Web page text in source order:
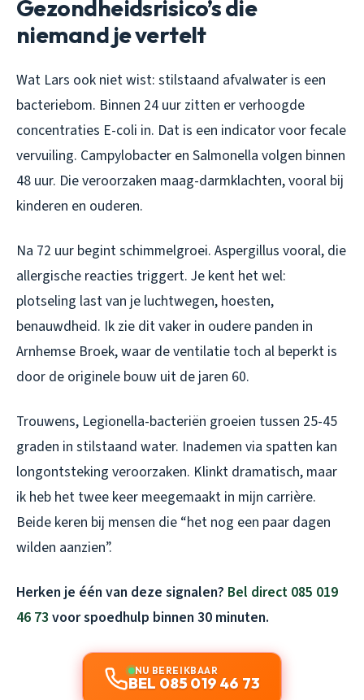
Gezondheidsrisico’s die
niemand je vertelt
Wat Lars ook niet wist: stilstaand afvalwater is een
bacteriebom. Binnen 24 uur zitten er verhoogde
concentraties E-coli in. Dat is een indicator voor fecale
vervuiling. Campylobacter en Salmonella volgen binnen
48 uur. Die veroorzaken maag-darmklachten, vooral bij
kinderen en ouderen.
Na 72 uur begint schimmelgroei. Aspergillus vooral, die
allergische reacties triggert. Je kent het wel:
plotseling last van je luchtwegen, hoesten,
benauwdheid. Ik zie dit vaker in oudere panden in
Arnhemse Broek, waar de ventilatie toch al beperkt is
door de originele bouw uit de jaren 60.
Trouwens, Legionella-bacteriën groeien tussen 25-45
graden in stilstaand water. Inademen via spatten kan
longontsteking veroorzaken. Klinkt dramatisch, maar
ik heb het twee keer meegemaakt in mijn carrière.
Beide keren bij mensen die “het nog een paar dagen
wilden aanzien”.
Herken je één van deze signalen? Bel direct 085 019
46 73 voor spoedhulp binnen 30 minuten.
NU BEREIKBAAR
BEL 085 019 46 73